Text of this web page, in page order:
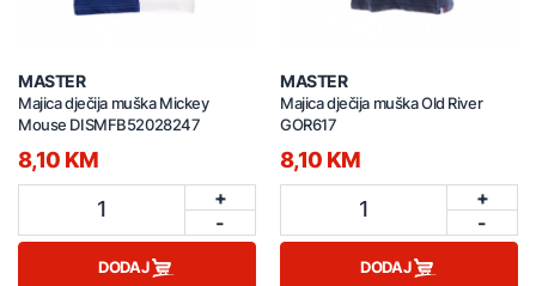
MASTER
Majica dječija muška Mickey
Mouse DISMFB52028247
8,10 KM
1
+
-
DODAJ
MASTER
Majica dječija muška Old River
GOR617
8,10 KM
1
+
-
DODAJ